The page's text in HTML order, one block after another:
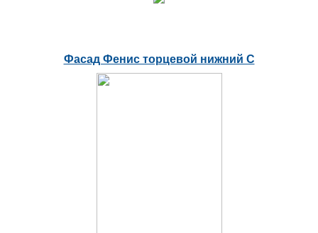
Фасад Фенис торцевой нижний С